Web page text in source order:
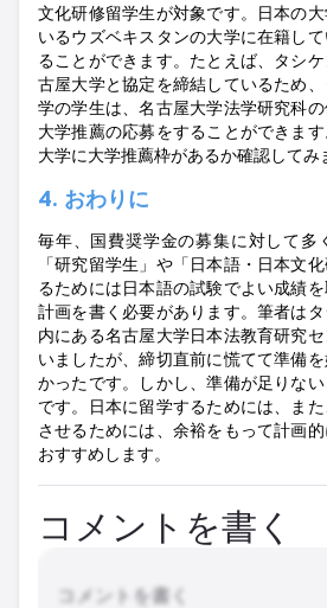
文化研修留学生が対象です。日本の
いるウズベキスタンの大学に在籍し
ることができます。たとえば、タシ
古屋大学と協定を締結しているため
学の学生は、名古屋大学法学研究科
大学推薦の応募をすることができま
大学に大学推薦枠があるか確認してみ
4. おわりに
毎年、国費奨学金の募集に対して多
「研究留学生」や「日本語・日本文
るためには日本語の試験でよい成績
計画を書く必要があります。筆者は
内にある名古屋大学日本法教育研究
いましたが、締切直前に慌てて準備
かったです。しかし、準備が足りな
です。日本に留学するためには、ま
させるためには、余裕をもって計画
おすすめします。
コメントを書く
コメントを書く